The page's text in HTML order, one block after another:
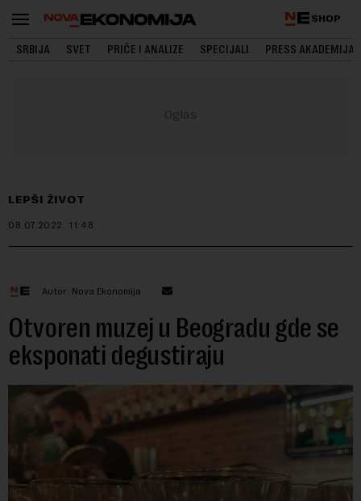
SHOP
SRBIJA SVET PRIČE I ANALIZE SPECIJALI PRESS AKADEMIJA
LEPŠI ŽIVOT
08.07.2022. 11:48
Autor: Nova Ekonomija
Otvoren muzej u Beogradu gde se
eksponati degustiraju